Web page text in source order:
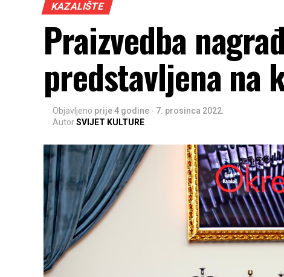
KAZALIŠTE
Praizvedba
predstavljena na
Objavljeno prije 4 godine - 7. prosinca 2022.
AutorSVIJET KULTURE